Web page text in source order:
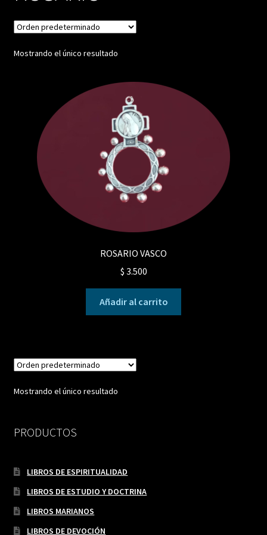
Mostrando el único resultado
ROSARIO VASCO
$ 3.500
Añadir al carrito
Mostrando el único resultado
PRODUCTOS
LIBROS DE ESPIRITUALIDAD
LIBROS DE ESTUDIO Y DOCTRINA
LIBROS MARIANOS
LIBROS DE DEVOCIÓN